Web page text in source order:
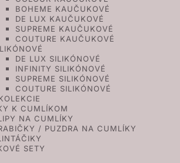
BOHEME KAUČUKOVÉ
DE LUX KAUČUKOVÉ
SUPREME KAUČUKOVÉ
COUTURE KAUČUKOVÉ
DE LUX SILIKÓNOVÉ
INFINITY SILIKÓNOVÉ
SUPREME SILIKÓNOVÉ
COUTURE SILIKÓNOVÉ
K CUMLÍKOM
NA CUMLÍKY
/ PUZDRA NA CUMLÍKY
SETY